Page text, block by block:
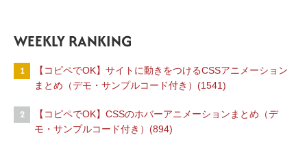
WEEKLY RANKING
1
【コピペでOK】サイトに動きをつけるCSSアニメーション
まとめ（デモ・サンプルコード付き）(1541)
2
【コピペでOK】CSSのホバーアニメーションまとめ（デ
モ・サンプルコード付き）(894)